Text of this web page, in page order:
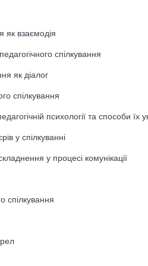
як взаємодія
спілкування
як діалог
спілкування
психології та способи їх
у спілкуванні
у процесі комунікації
спілкування